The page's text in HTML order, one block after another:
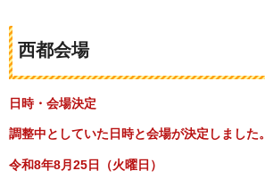
西都会場
日時・会場決定
調整中としていた日時と会場が決定しました。
令和8年8月25日（火曜日）